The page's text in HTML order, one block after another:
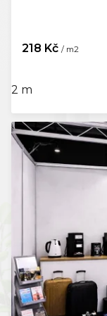
218 Kč / m2
2 m